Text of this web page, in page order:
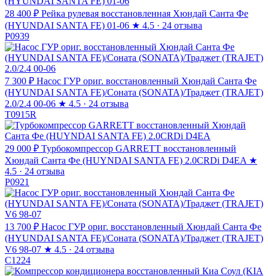
28 400 ₽ Рейка рулевая восстановленная Хюндай Санта Фе
(HYUNDAI SANTA FE) 01-06 ★ 4.5 · 24 отзыва
P0939
7 300 ₽ Насос ГУР ориг. восстановленный Хюндай Санта Фе
(HYUNDAI SANTA FE)/Соната (SONATA)/Траджет (TRAJET)
2.0/2.4 00-06 ★ 4.5 · 24 отзыва
T0915R
29 000 ₽ Турбокомпрессор GARRETT восстановленный
Хюндай Санта Фе (HUYNDAI SANTA FE) 2.0CRDi D4EA ★
4.5 · 24 отзыва
P0921
13 700 ₽ Насос ГУР ориг. восстановленный Хюндай Санта Фе
(HYUNDAI SANTA FE)/Соната (SONATA)/Траджет (TRAJET)
V6 98-07 ★ 4.5 · 24 отзыва
C1224